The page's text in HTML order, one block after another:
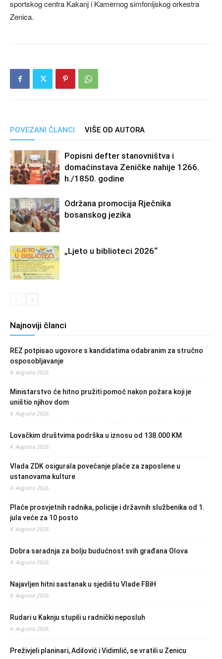
sportskog centra Kakanj i Kamernog simfonijskog orkestra
Zenica.
POVEZANI ČLANCI VIŠE OD AUTORA
Popisni defter stanovništva i
domaćinstava Zeničke nahije 1266.
h./1850. godine
Održana promocija Rječnika
bosanskog jezika
„Ljeto u biblioteci 2026“
Najnoviji članci
REZ potpisao ugovore s kandidatima odabranim za stručno
osposobljavanje
4. Augusta 2026.
Ministarstvo će hitno pružiti pomoć nakon požara koji je
uništio njihov dom
4. Augusta 2026.
Lovačkim društvima podrška u iznosu od 138.000 KM
4. Augusta 2026.
Vlada ZDK osigurala povećanje plaće za zaposlene u
ustanovama kulture
4. Augusta 2026.
Plaće prosvjetnih radnika, policije i državnih službenika od 1.
jula veće za 10 posto
4. Augusta 2026.
Dobra saradnja za bolju budućnost svih građana Olova
4. Augusta 2026.
Najavljen hitni sastanak u sjedištu Vlade FBiH
4. Augusta 2026.
Rudari u Kaknju stupili u radnički neposluh
4. Augusta 2026.
Preživjeli planinari, Adilović i Vidimlić, se vratili u Zenicu